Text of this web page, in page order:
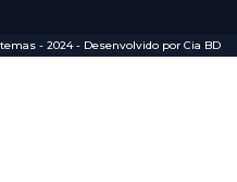
- 2024 - Desenvolvido por Cia BD